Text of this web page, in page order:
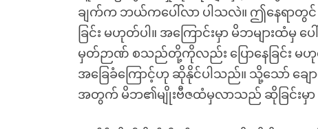
ချက်က ဘယ်ကပေါ်လာ ပါသလဲ။ ဤနေရာတွင်
ခြင်း မဟုတ်ပါ။ အကြောင်းမှာ မိဘများထံမှ ပေ
မှတ်ဉာဏ် စသည်တို့ကိုလည်း ပြောနေခြင်း မဟု
အခြေခံကြောင့်ဟု ဆိုနိုင်ပါသည်။ သို့သော်
အတွက် မိဘ၏မျိုးဗီဇထံမှလာသည် ဆိုခြင်းမှာ